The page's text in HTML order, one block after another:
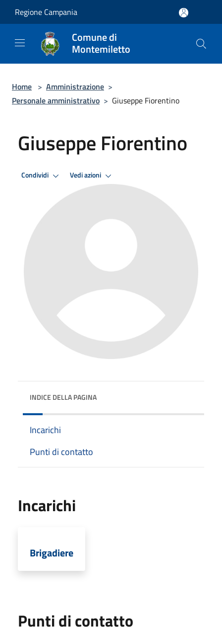
Regione Campania
Comune di
Montemiletto
Home > Amministrazione >
Personale amministrativo > Giuseppe Fiorentino
Giuseppe Fiorentino
Condividi Vedi azioni
INDICE DELLA PAGINA
Incarichi
Punti di contatto
Incarichi
Brigadiere
Punti di contatto